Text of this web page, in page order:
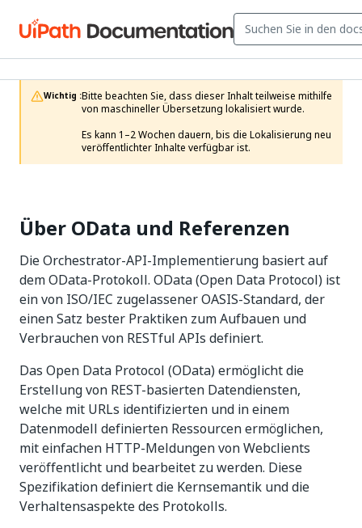
Wichtig :Bitte beachten Sie, dass dieser Inhalt teilweise mithilfe
von maschineller Übersetzung lokalisiert wurde.
Es kann 1–2 Wochen dauern, bis die Lokalisierung neu
veröffentlichter Inhalte verfügbar ist.
Über OData und Referenzen
Die Orchestrator-API-Implementierung basiert auf
dem OData-Protokoll. OData (Open Data Protocol) ist
ein von ISO/IEC zugelassener OASIS-Standard, der
einen Satz bester Praktiken zum Aufbauen und
Verbrauchen von RESTful APIs definiert.
Das Open Data Protocol (OData) ermöglicht die
Erstellung von REST-basierten Datendiensten,
welche mit URLs identifizierten und in einem
Datenmodell definierten Ressourcen ermöglichen,
mit einfachen HTTP-Meldungen von Webclients
veröffentlicht und bearbeitet zu werden. Diese
Spezifikation definiert die Kernsemantik und die
Verhaltensaspekte des Protokolls.